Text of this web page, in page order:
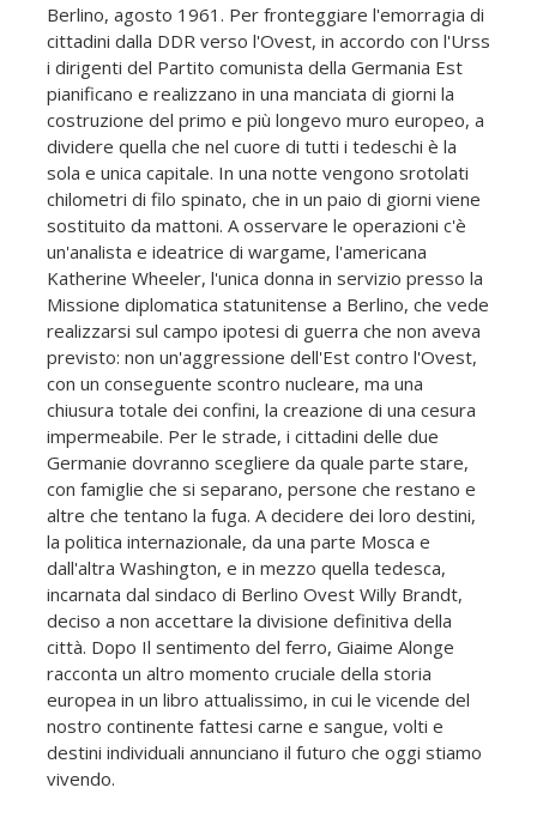
Berlino, agosto 1961. Per fronteggiare l'emorragia di
cittadini dalla DDR verso l'Ovest, in accordo con l'Urss
i dirigenti del Partito comunista della Germania Est
pianificano e realizzano in una manciata di giorni la
costruzione del primo e più longevo muro europeo, a
dividere quella che nel cuore di tutti i tedeschi è la
sola e unica capitale. In una notte vengono srotolati
chilometri di filo spinato, che in un paio di giorni viene
sostituito da mattoni. A osservare le operazioni c'è
un'analista e ideatrice di wargame, l'americana
Katherine Wheeler, l'unica donna in servizio presso la
Missione diplomatica statunitense a Berlino, che vede
realizzarsi sul campo ipotesi di guerra che non aveva
previsto: non un'aggressione dell'Est contro l'Ovest,
con un conseguente scontro nucleare, ma una
chiusura totale dei confini, la creazione di una cesura
impermeabile. Per le strade, i cittadini delle due
Germanie dovranno scegliere da quale parte stare,
con famiglie che si separano, persone che restano e
altre che tentano la fuga. A decidere dei loro destini,
la politica internazionale, da una parte Mosca e
dall'altra Washington, e in mezzo quella tedesca,
incarnata dal sindaco di Berlino Ovest Willy Brandt,
deciso a non accettare la divisione definitiva della
città. Dopo Il sentimento del ferro, Giaime Alonge
racconta un altro momento cruciale della storia
europea in un libro attualissimo, in cui le vicende del
nostro continente fattesi carne e sangue, volti e
destini individuali annunciano il futuro che oggi stiamo
vivendo.